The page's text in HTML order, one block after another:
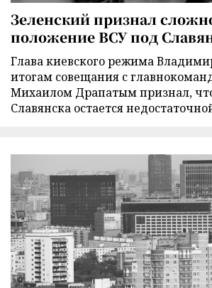
Зеленский признал
положение ВСУ под
Глава киевского режима
итогам совещания с
Михаилом Драпатым признал,
Славянска остается